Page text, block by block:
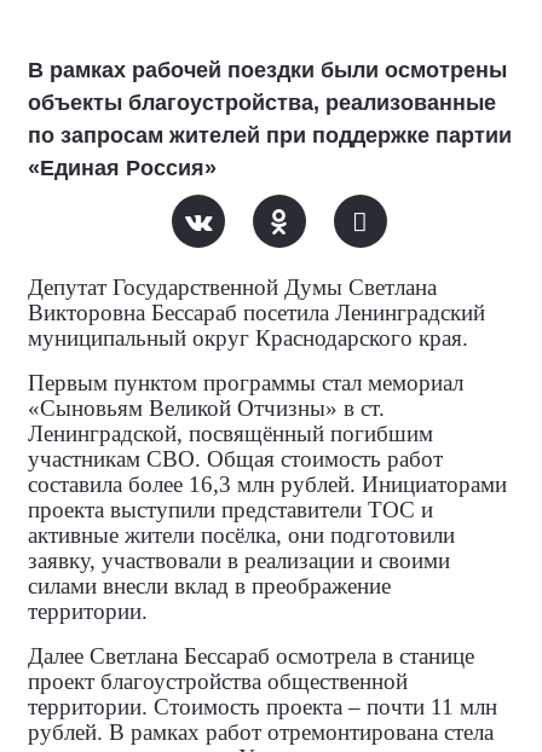
В рамках рабочей поездки были осмотрены
объекты благоустройства, реализованные
по запросам жителей при поддержке партии
«Единая Россия»
Депутат Государственной Думы Светлана
Викторовна Бессараб посетила Ленинградский
муниципальный округ Краснодарского края.
Первым пунктом программы стал мемориал
«Сыновьям Великой Отчизны» в ст.
Ленинградской, посвящённый погибшим
участникам СВО. Общая стоимость работ
составила более 16,3 млн рублей. Инициаторами
проекта выступили представители ТОС и
активные жители посёлка, они подготовили
заявку, участвовали в реализации и своими
силами внесли вклад в преображение
территории.
Далее Светлана Бессараб осмотрела в станице
проект благоустройства общественной
территории. Стоимость проекта – почти 11 млн
рублей. В рамках работ отремонтирована стела